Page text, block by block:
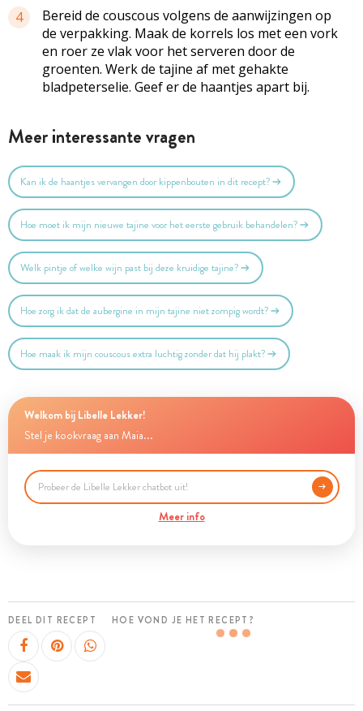
4
Bereid de couscous volgens de aanwijzingen op
de verpakking. Maak de korrels los met een vork
en roer ze vlak voor het serveren door de
groenten. Werk de tajine af met gehakte
bladpeterselie. Geef er de haantjes apart bij.
Meer interessante vragen
Kan ik de haantjes vervangen door kippenbouten in dit recept?
Hoe moet ik mijn nieuwe tajine voor het eerste gebruik behandelen?
Welk pintje of welke wijn past bij deze kruidige tajine?
Hoe zorg ik dat de aubergine in mijn tajine niet zompig wordt?
Hoe maak ik mijn couscous extra luchtig zonder dat hij plakt?
Welkom bij Libelle Lekker!
Stel je kookvraag aan Maia...
Meer info
DEEL DIT RECEPT HOE VOND JE HET RECEPT?